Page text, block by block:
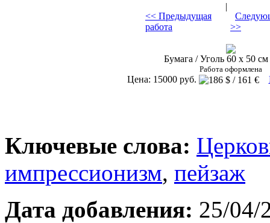
<< Предыдущая
работа
|
>>
Бумага / Уголь 60 х 50 см
Работа оформлена
Цена: 15000 руб.
Ключевые слова:
импрессионизм, пейзаж
Дата добавления: 25/04/